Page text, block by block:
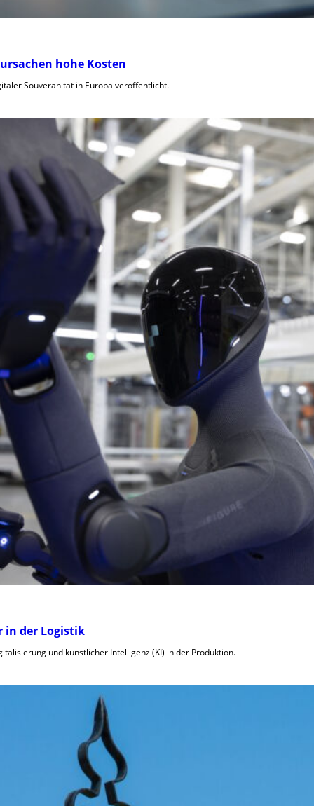
hohe Kosten
Souveränität in Europa veröffentlicht.
in der Logistik
und künstlicher Intelligenz (KI) in der Produktion.